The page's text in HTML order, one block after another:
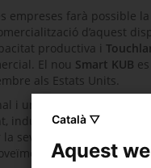
empreses farà possible la
d’aquest
productiva i
El nou Smart KUB
als Estats Units.
i una
industrialització i
seva banda,
Català ▽
Aquest